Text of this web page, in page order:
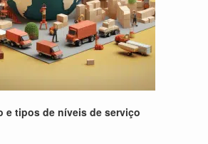
e tipos de níveis de serviço